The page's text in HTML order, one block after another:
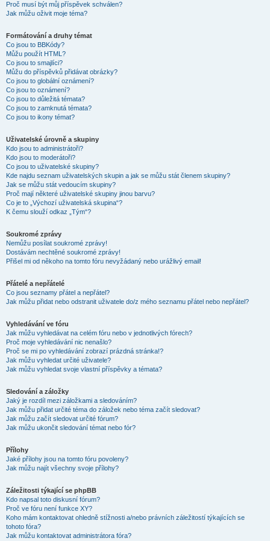
Proč musí být můj příspěvek schválen?
Jak můžu oživit moje téma?
Formátování a druhy témat
Co jsou to BBKódy?
Můžu použít HTML?
Co jsou to smajlíci?
Můžu do příspěvků přidávat obrázky?
Co jsou to globální oznámení?
Co jsou to oznámení?
Co jsou to důležitá témata?
Co jsou to zamknutá témata?
Co jsou to ikony témat?
Uživatelské úrovně a skupiny
Kdo jsou to administrátoři?
Kdo jsou to moderátoři?
Co jsou to uživatelské skupiny?
Kde najdu seznam uživatelských skupin a jak se můžu stát členem skupiny?
Jak se můžu stát vedoucím skupiny?
Proč mají některé uživatelské skupiny jinou barvu?
Co je to „Výchozí uživatelská skupina“?
K čemu slouží odkaz „Tým“?
Soukromé zprávy
Nemůžu posílat soukromé zprávy!
Dostávám nechtěné soukromé zprávy!
Přišel mi od někoho na tomto fóru nevyžádaný nebo urážlivý email!
Přátelé a nepřátelé
Co jsou seznamy přátel a nepřátel?
Jak můžu přidat nebo odstranit uživatele do/z mého seznamu přátel nebo nepřátel?
Vyhledávání ve fóru
Jak můžu vyhledávat na celém fóru nebo v jednotlivých fórech?
Proč moje vyhledávání nic nenašlo?
Proč se mi po vyhledávání zobrazí prázdná stránka!?
Jak můžu vyhledat určité uživatele?
Jak můžu vyhledat svoje vlastní příspěvky a témata?
Sledování a záložky
Jaký je rozdíl mezi záložkami a sledováním?
Jak můžu přidat určité téma do záložek nebo téma začít sledovat?
Jak můžu začít sledovat určité fórum?
Jak můžu ukončit sledování témat nebo fór?
Přílohy
Jaké přílohy jsou na tomto fóru povoleny?
Jak můžu najít všechny svoje přílohy?
Záležitosti týkající se phpBB
Kdo napsal toto diskusní fórum?
Proč ve fóru není funkce XY?
Koho mám kontaktovat ohledně stížnosti a/nebo právních záležitostí týkajících se
tohoto fóra?
Jak můžu kontaktovat administrátora fóra?